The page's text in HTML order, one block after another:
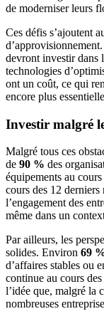
de moderniser leurs
Ces défis s’ajoutent
devront investir dans
technologies
ont un coût, ce qui
encore plus
Investir malgré
Malgré tous ces
de 90 % des
équipements au
cours des 12
l’engagement des
même dans un
Par ailleurs, les
solides. Environ 69
d’affaires stables ou
continue au cours
l’idée que, malgré la
nombreuses